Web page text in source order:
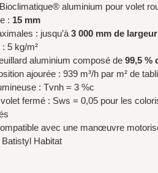
aluminium pour volet
: 15 mm
: jusqu’à 3 000 mm de largeur
5 kg/m²
aluminium composé de 99,5 %
ajourée : 939 m³/h par m² de
: Tvnh = 3 %c
fermé : Sws = 0,05 pour les
avec une manœuvre
Habitat